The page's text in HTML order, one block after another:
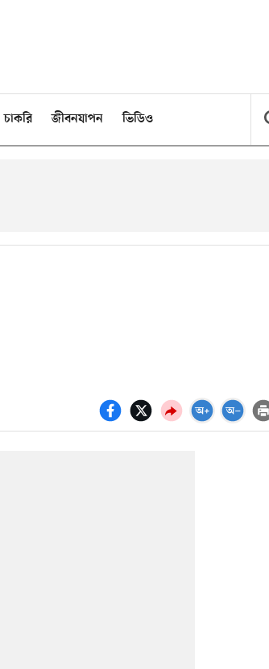
চাকরি জীবনযাপন ভিডিও